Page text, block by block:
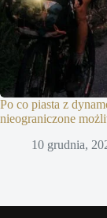
Po co piasta z
nieograniczone
10 grudnia,